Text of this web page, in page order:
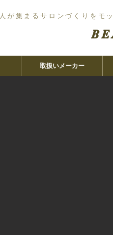
人が集まるサロンづくりをモ
取扱いメーカー